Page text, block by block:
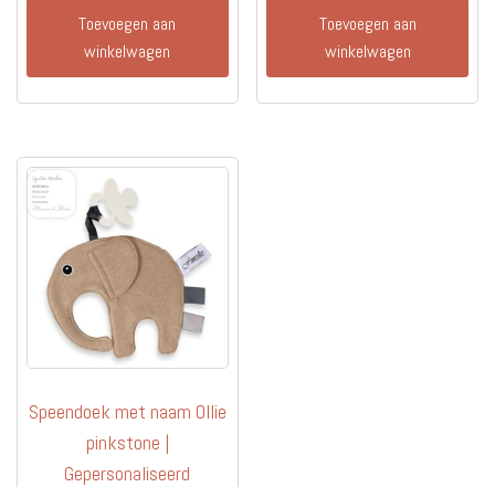
Toevoegen aan
winkelwagen
Toevoegen aan
winkelwagen
Speendoek met naam Ollie
pinkstone |
Gepersonaliseerd